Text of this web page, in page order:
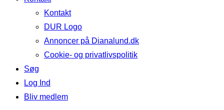
Kontakt
DUR Logo
Annoncer på Dianalund.dk
Cookie- og privatlivspolitik
Søg
Log Ind
Bliv medlem